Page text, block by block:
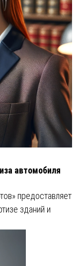
автомобиля
предоставляет
зданий и